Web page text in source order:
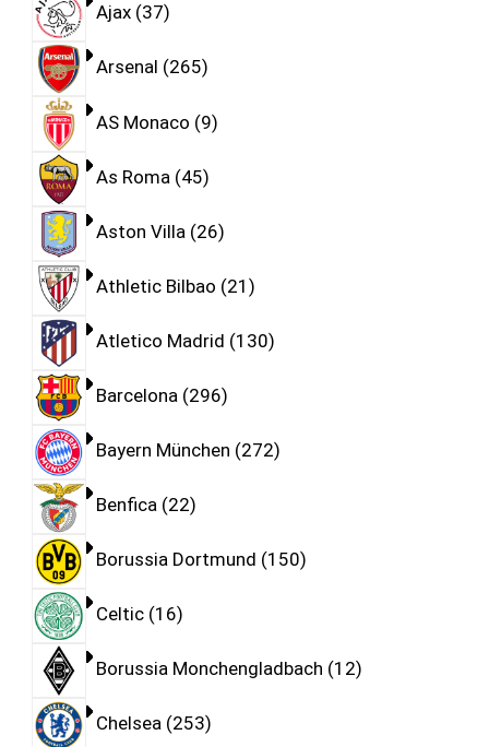
Ajax 37
Arsenal 265
AS Monaco 9
As Roma 45
Aston Villa 26
Athletic Bilbao 21
Atletico Madrid 130
Barcelona 296
Bayern München 272
Benfica 22
Borussia Dortmund 150
Celtic 16
Borussia Monchengladbach 12
Chelsea 253